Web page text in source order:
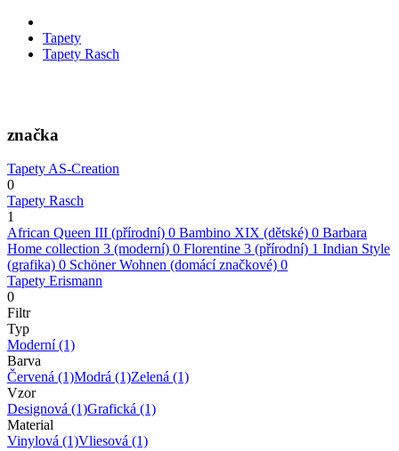
Tapety
Tapety Rasch
značka
Tapety AS-Creation
0
Tapety Rasch
1
African Queen III (přírodní) 0 Bambino XIX (dětské) 0 Barbara
Home collection 3 (moderní) 0 Florentine 3 (přírodní) 1 Indian Style
(grafika) 0 Schöner Wohnen (domácí značkové) 0
Tapety Erismann
0
Filtr
Typ
Moderní(1)
Barva
Červená (1)Modrá (1)Zelená (1)
Vzor
Designová (1)Grafická (1)
Material
Vinylová (1)Vliesová (1)